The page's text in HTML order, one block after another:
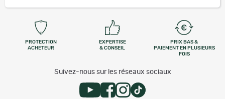
PROTECTION
ACHETEUR
EXPERTISE
& CONSEIL
PRIX BAS &
PAIEMENT EN PLUSIEURS
FOIS
Suivez-nous sur les réseaux sociaux